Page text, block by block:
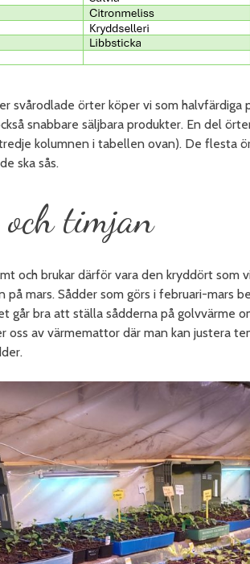
svårodlade örter köper vi som
snabbare säljbara produkter. En del
kolumnen i tabellen ovan). De flesta
ska sås.
timjan
och brukar därför vara den kryddört
på mars. Sådder som görs i februari-mars
går bra att ställa sådderna på golvvärme
oss av värmemattor där man kan justera